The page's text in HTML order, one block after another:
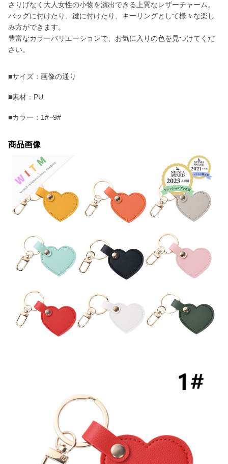
さりげなく大人女性の小物を演出できる上質なレザーチャーム。
バッグに付けたり、鍵に付けたり、キーリングとして様々な楽し
み方ができます。
豊富なカラーバリエーションで、お気に入りの色を見つけてくだ
さい。
■サイズ：画像の通り
■素材：PU
■カラー：1#~9#
商品画像